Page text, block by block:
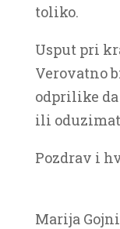
toliko.
Usput pri
Verovatno
odprilike
ili
Pozdrav i
Marija